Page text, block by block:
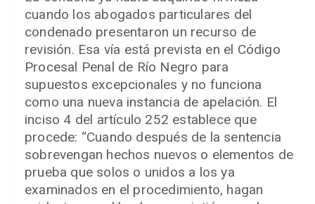
cuando los abogados particulares del
condenado presentaron un recurso de
revisión. Esa vía está prevista en el Código
Procesal Penal de Río Negro para
supuestos excepcionales y no funciona
como una nueva instancia de apelación. El
inciso 4 del artículo 252 establece que
procede: “Cuando después de la sentencia
sobrevengan hechos nuevos o elementos de
prueba que solos o unidos a los ya
examinados en el procedimiento, hagan